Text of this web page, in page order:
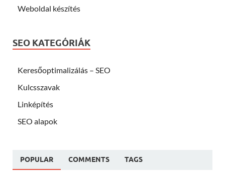
Weboldal készítés
SEO KATEGÓRIÁK
Keresőoptimalizálás – SEO
Kulcsszavak
Linképítés
SEO alapok
POPULAR COMMENTS TAGS